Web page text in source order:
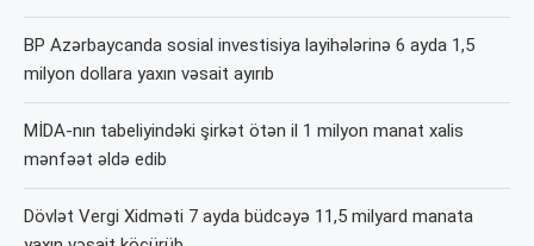
BP Azərbaycanda sosial investisiya layihələrinə 6 ayda 1,5
milyon dollara yaxın vəsait ayırıb
MİDA-nın tabeliyindəki şirkət ötən il 1 milyon manat xalis
mənfəət əldə edib
Dövlət Vergi Xidməti 7 ayda büdcəyə 11,5 milyard manata